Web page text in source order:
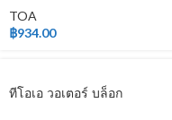
TOA
฿934.00
ทีโอเอ วอเตอร์ บล็อก